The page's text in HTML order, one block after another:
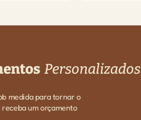
Personalizados
medida para tornar o
um orçamento